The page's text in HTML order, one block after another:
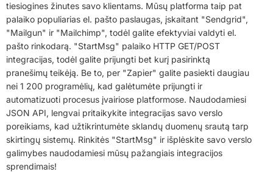
tiesiogines žinutes savo klientams. Mūsų platforma taip pat
palaiko populiarias el. pašto paslaugas, įskaitant "Sendgrid",
"Mailgun" ir "Mailchimp", todėl galite efektyviai valdyti el.
pašto rinkodarą. "StartMsg" palaiko HTTP GET/POST
integracijas, todėl galite prijungti bet kurį pasirinktą
pranešimų teikėją. Be to, per "Zapier" galite pasiekti daugiau
nei 1 200 programėlių, kad galėtumėte prijungti ir
automatizuoti procesus įvairiose platformose. Naudodamiesi
JSON API, lengvai pritaikykite integracijas savo verslo
poreikiams, kad užtikrintumėte sklandų duomenų srautą tarp
skirtingų sistemų. Rinkitės "StartMsg" ir išplėskite savo verslo
galimybes naudodamiesi mūsų pažangiais integracijos
sprendimais!